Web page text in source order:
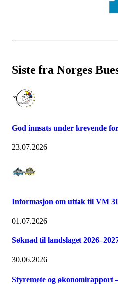
Siste fra Norges
God innsats under krevende
23.07.2026
Informasjon om uttak til VM
01.07.2026
Søknad til landslaget
30.06.2026
Styremøte og økonomirapport